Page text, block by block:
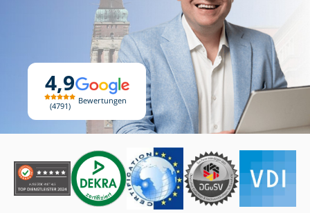
4,9
4791
Bewertungen